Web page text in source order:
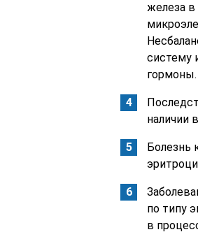
железа в
систему
гормоны.
наличии
Болезнь
по типу
в